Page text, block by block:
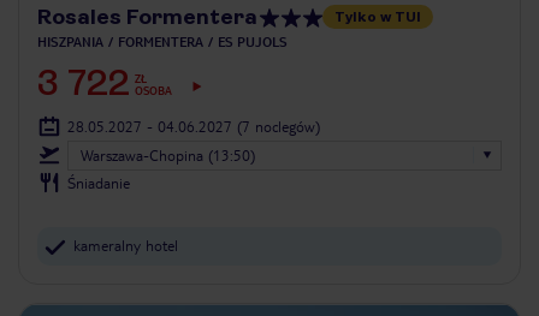
Rosales Formentera Tylko w TUI
HISZPANIA FORMENTERA ES PUJOLS
3 722 ZŁ
OSOBA
28.05.2027 - 04.06.2027 (7 noclegów)
Warszawa-Chopina (13:50)
Śniadanie
kameralny hotel